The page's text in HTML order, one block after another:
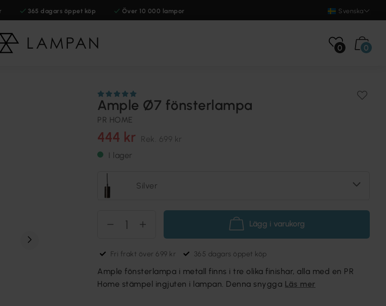
365 dagars öppet köp Över 10 000 lampor Svenska
0 0
Ample Ø7 fönsterlampa
PR HOME
444 kr Rek. 699 kr
I lager
Silver
Lägg i varukorg
Fri frakt över 699 kr 365 dagars öppet köp
Ample fönsterlampa i metall finns i tre olika finishar, alla med en PR
Home stämpel ingjuten i lampan. Denna snygga Läs mer